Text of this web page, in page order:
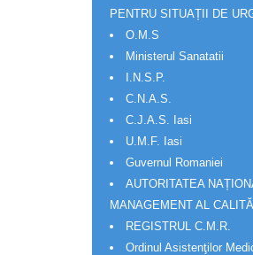
PENTRU SITUAȚII DE
O.M.S
Ministerul Sanatatii
I.N.S.P.
C.N.A.S.
C.J.A.S. Iasi
U.M.F. Iasi
Guvernul Romaniei
AUTORITATEA
MANAGEMENT AL
REGISTRUL C.M.R.
Ordinul Asistenţilor